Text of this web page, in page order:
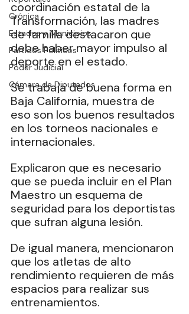
Crónica
Estados y Municipios
Partidos Políticos
Poder Judicial
Cámara de Diputados
coordinación estatal de la
Transformación, las madres
de familia destacaron que
debe haber mayor impulso al
deporte en el estado.
Se trabaja de buena forma en
Baja California, muestra de
eso son los buenos resultados
en los torneos nacionales e
internacionales.
Explicaron que es necesario
que se pueda incluir en el Plan
Maestro un esquema de
seguridad para los deportistas
que sufran alguna lesión.
De igual manera, mencionaron
que los atletas de alto
rendimiento requieren de más
espacios para realizar sus
entrenamientos.